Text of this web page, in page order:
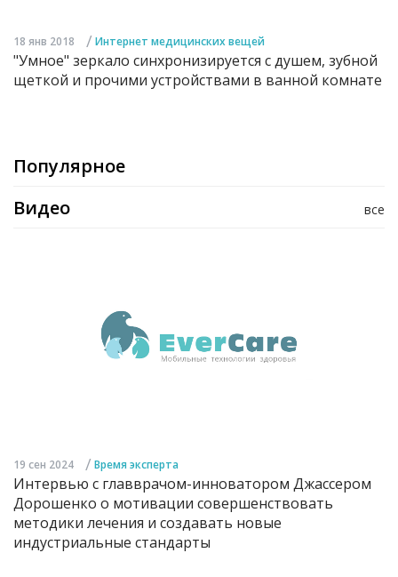
18 янв 2018 / Интернет медицинских вещей
"Умное" зеркало синхронизируется с душем, зубной
щеткой и прочими устройствами в ванной комнате
Популярное
все
Видео
19 сен 2024 / Время эксперта
Интервью с главврачом-инноватором Джассером
Дорошенко о мотивации совершенствовать
методики лечения и создавать новые
индустриальные стандарты